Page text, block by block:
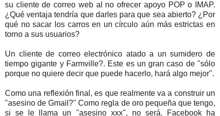
su cliente de correo web al no ofrecer apoyo POP o IMAP.
¿Qué ventaja tendría que darles para que sea abierto? ¿Por
qué no sacar los carros en un círculo aún más estrictas en
torno a sus usuarios?
Un cliente de correo electrónico atado a un sumidero de
tiempo gigante y Farmville?. Este es un gran caso de "sólo
porque no quiere decir que puede hacerlo, hará algo mejor".
Como una reflexión final, es que realmente va a construir un
"asesino de Gmail?" Como regla de oro pequeña que tengo,
si se le llama un "asesino xxx", no será. Facebook ha